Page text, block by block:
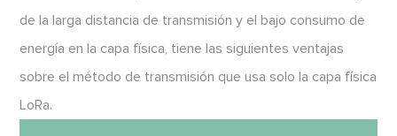
de la larga distancia de transmisión y el bajo consumo de
energía en la capa física, tiene las siguientes ventajas
sobre el método de transmisión que usa solo la capa física
LoRa.